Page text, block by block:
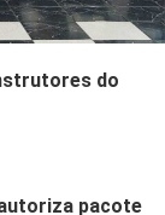
do
pacote